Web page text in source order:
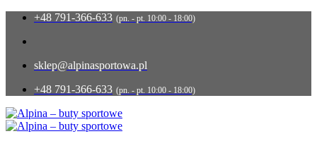
Przewiń
zawartości
+48 791-366-633 (pn. - pt. 10:00 - 18:00)
sklep@alpinasportowa.pl
+48 791-366-633 (pn. - pt. 10:00 - 18:00)